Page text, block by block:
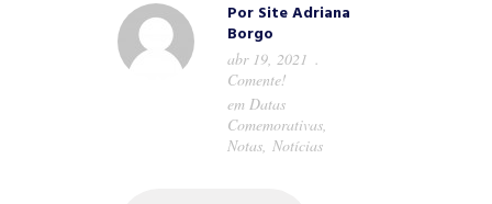
Por Site Adriana
Borgo
abr 19, 2021
Comente!
em Datas
Comemorativas,
Notas, Notícias